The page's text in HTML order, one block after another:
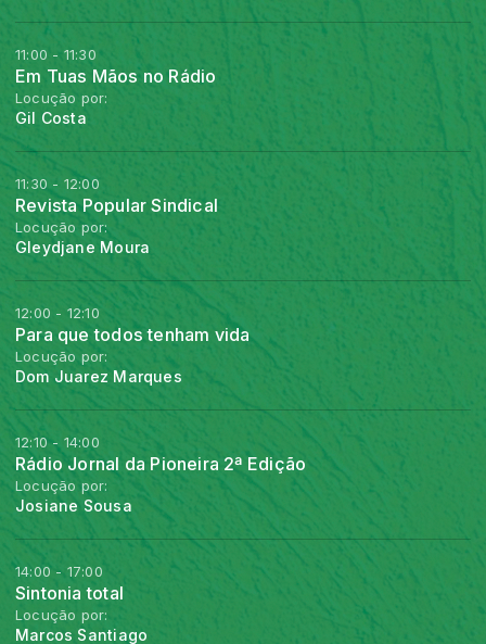
11:00 - 11:30
Em Tuas Mãos no Rádio
Locução por:
Gil Costa
11:30 - 12:00
Revista Popular Sindical
Locução por:
Gleydjane Moura
12:00 - 12:10
Para que todos tenham vida
Locução por:
Dom Juarez Marques
12:10 - 14:00
Rádio Jornal da Pioneira 2ª Edição
Locução por:
Josiane Sousa
14:00 - 17:00
Sintonia total
Locução por:
Marcos Santiago